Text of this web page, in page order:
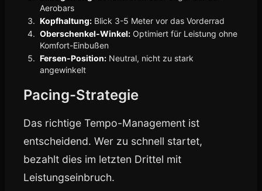
Aerobars
Kopfhaltung: Blick 3-5 Meter vor das Vorderrad
Oberschenkel-Winkel: Optimiert für Leistung ohne
Komfort-Einbußen
Fersen-Position: Neutral, nicht zu stark
angewinkelt
Pacing-Strategie
Das richtige Tempo-Management ist
entscheidend. Wer zu schnell startet,
bezahlt dies im letzten Drittel mit
Leistungseinbruch.